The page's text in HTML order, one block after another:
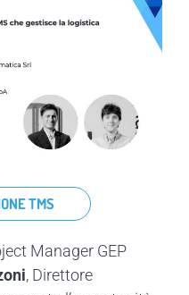
TMS
Manager GEP
, Direttore